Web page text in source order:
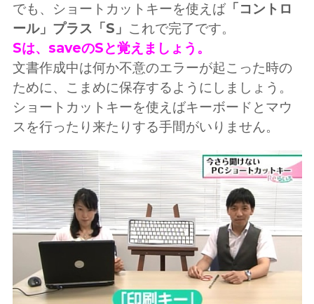
でも、ショートカットキーを使えば「コントロ
ール」プラス「S」 これで完了です。
Sは、saveのSと覚えましょう。
文書作成中は何か不意のエラーが起こった時の
ために、こまめに保存するようにしましょう。
ショートカットキーを使えばキーボードとマウ
スを行ったり来たりする手間がいりません。